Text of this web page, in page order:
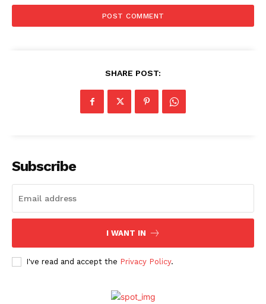
SHARE POST:
Subscribe
I WANT IN
I've read and accept the Privacy Policy.